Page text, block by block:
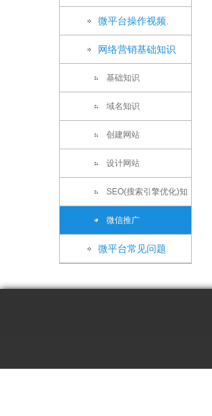
微平台操作视频.
网络营销基础知识
基础知识
域名知识
创建网站
设计网站
SEO(搜索引擎优化)知
识
微信推广
微平台常见问题